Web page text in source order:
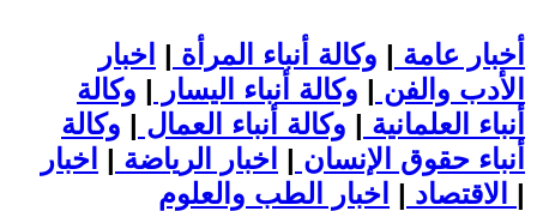
أخبار عامة | وكالة أنباء المرأة | اخبار
الأدب والفن | وكالة أنباء اليسار | وكالة
أنباء العلمانية | وكالة أنباء العمال | وكالة
أنباء حقوق الإنسان | اخبار الرياضة | اخبار
الاقتصاد | |